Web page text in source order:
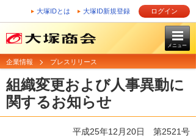
大塚IDとは 大塚ID新規登録 ログイン
メニュー
企業情報 プレスリリース
組織変更および人事異動に
関するお知らせ
平成25年12月20日 第2521号